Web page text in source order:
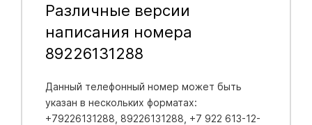
Различные версии
написания номера
89226131288
Данный телефонный номер может быть
указан в нескольких форматах:
+79226131288, 89226131288, +7 922 613-12-